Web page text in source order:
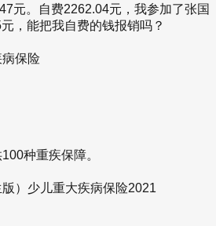
元。自费2262.04元，我参加了张国
，能把我自费的钱报销吗？
保险
种重疾保障。
）少儿重大疾病保险2021